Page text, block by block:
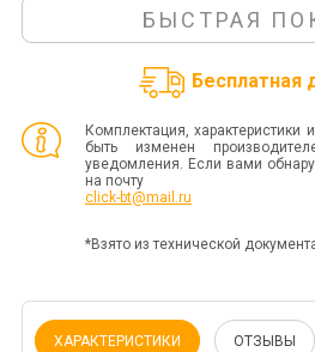
БЫСТРАЯ
Бесплатная
Комплектация,
быть изменен
уведомления. Если вами
на почту
click-bt@mail.ru
*Взято из технической
ХАРАКТЕРИСТИКИ ОТЗЫВЫ